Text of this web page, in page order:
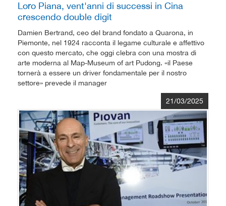
Loro Piana, vent'anni di successi in Cina
crescendo double digit
Damien Bertrand, ceo del brand fondato a Quarona, in
Piemonte, nel 1924 racconta il legame culturale e affettivo
con questo mercato, che oggi clebra con una mostra di
arte moderna al Map-Museum of art Pudong. «il Paese
tornerà a essere un driver fondamentale per il nostro
settore» prevede il manager
21/03/2025